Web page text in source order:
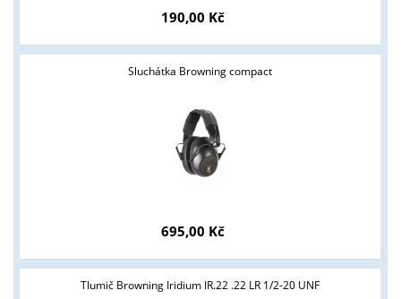
190,00 Kč
Sluchátka Browning compact
695,00 Kč
Tlumič Browning Iridium IR.22 .22 LR 1/2-20 UNF